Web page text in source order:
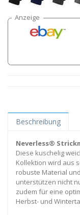
Beschreibung
Neverless®
Diese kuschelig
Kollektion wird aus
robuste Material
unterstützen nicht
zudem für eine
Herbst- und